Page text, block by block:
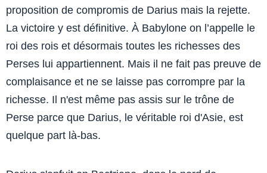
proposition de compromis de Darius mais la rejette.
La victoire y est définitive. À Babylone on l’appelle le
roi des rois et désormais toutes les richesses des
Perses lui appartiennent. Mais il ne fait pas preuve de
complaisance et ne se laisse pas corrompre par la
richesse. Il n'est même pas assis sur le trône de
Perse parce que Darius, le véritable roi d'Asie, est
quelque part là-bas.